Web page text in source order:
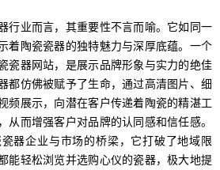
行业而言，其重要性不言而喻。它如同一
着陶瓷瓷器的独特魅力与深厚底蕴。一个
瓷器网站，是展示品牌形象与实力的绝佳
都仿佛被赋予了生命，通过高清图片、细
频展示，向潜在客户传递着陶瓷的精湛工
从而增强客户对品牌的认同感和信任感。
器企业与市场的桥梁，它打破了地域限
能轻松浏览并选购心仪的瓷器，极大地提